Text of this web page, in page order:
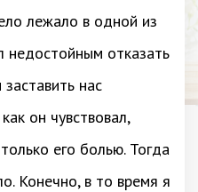
лежало в одной из
недостойным отказать
нас
он чувствовал,
его болью. Тогда
Конечно, в то время я